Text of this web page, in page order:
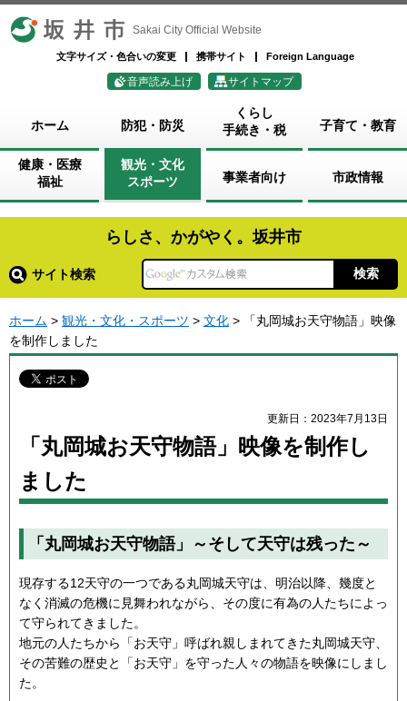
坂井市 Sakai City Official Website
文字サイズ・色合いの変更 携帯サイト Foreign Language
音声読み上げ サイトマップ
ホーム 防犯・防災
くらし
手続き・税
子育て・教育
健康・医療
福祉
観光・文化
スポーツ
事業者向け 市政情報
らしさ、かがやく。坂井市
サイト検索
ホーム > 観光・文化・スポーツ > 文化 > 「丸岡城お天守物語」映像
を制作しました
更新日：2023年7月13日
「丸岡城お天守物語」映像を制作し
ました
「丸岡城お天守物語」～そして天守は残った～
現存する12天守の一つである丸岡城天守は、明治以降、幾度と
なく消滅の危機に見舞われながら、その度に有為の人たちによっ
て守られてきました。
地元の人たちから「お天守」呼ばれ親しまれてきた丸岡城天守、
その苦難の歴史と「お天守」を守った人々の物語を映像にしまし
た。